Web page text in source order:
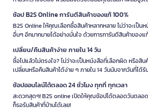
ช้อป B2S Online การันตีสินค้าของแท้ 100%
B2S Online ให้คุณเลือกซื้อสินค้าหลากหลาย ไม่ว่าจะเป็น
อื่นๆ อีกมากมายได้อย่างมั่นใจ ด้วยการการันตีสินค้าของแ
เปลี่ยน/คืนสินค้าง่าย ภายใน 14 วัน
ซื้อไปแล้วไม่ตรงใจ? ไม่ว่าจะเป็นหนังสือที่เลือกผิด หรือ
เปลี่ยนหรือคืนสินค้าได้ง่าย ๆ ภายใน 14 วันนับจากวันที่ได้รั
ช้อปออนไลน์ได้ตลอด 24 ชั่วโมง ทุกที่ ทุกเวลา
สะดวกสุดๆ! B2S online เปิดให้คุณช้อปได้ตลอดวันตลอ
ก็รอรับสินค้าที่บ้านได้เลย!